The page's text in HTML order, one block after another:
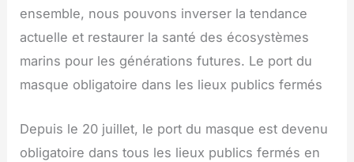
ensemble, nous pouvons inverser la tendance
actuelle et restaurer la santé des écosystèmes
marins pour les générations futures. Le port du
masque obligatoire dans les lieux publics fermés
Depuis le 20 juillet, le port du masque est devenu
obligatoire dans tous les lieux publics fermés en